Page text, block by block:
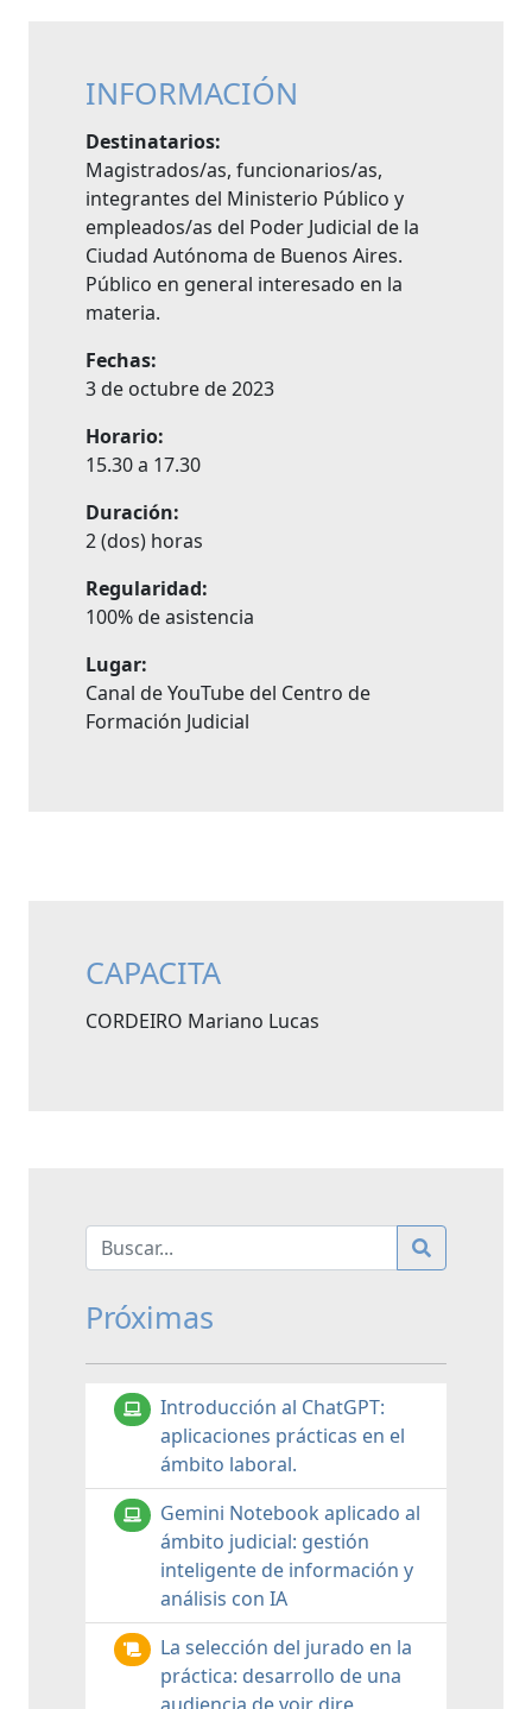
INFORMACIÓN
Destinatarios:
Magistrados/as, funcionarios/as,
integrantes del Ministerio Público y
empleados/as del Poder Judicial de la
Ciudad Autónoma de Buenos Aires.
Público en general interesado en la
materia.
Fechas:
3 de octubre de 2023
Horario:
15.30 a 17.30
Duración:
2 (dos) horas
Regularidad:
100% de asistencia
Lugar:
Canal de YouTube del Centro de
Formación Judicial
CAPACITA
CORDEIRO Mariano Lucas
Próximas
Introducción al ChatGPT:
aplicaciones prácticas en el
ámbito laboral.
Gemini Notebook aplicado al
ámbito judicial: gestión
inteligente de información y
análisis con IA
La selección del jurado en la
práctica: desarrollo de una